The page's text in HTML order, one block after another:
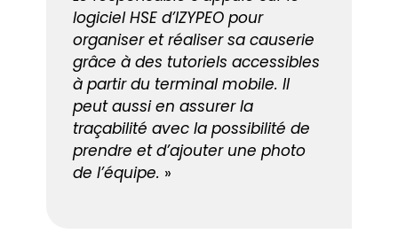
logiciel HSE d’IZYPEO pour
organiser et réaliser sa causerie
grâce à des tutoriels accessibles
à partir du terminal mobile. Il
peut aussi en assurer la
traçabilité avec la possibilité de
prendre et d’ajouter une photo
de l’équipe. »